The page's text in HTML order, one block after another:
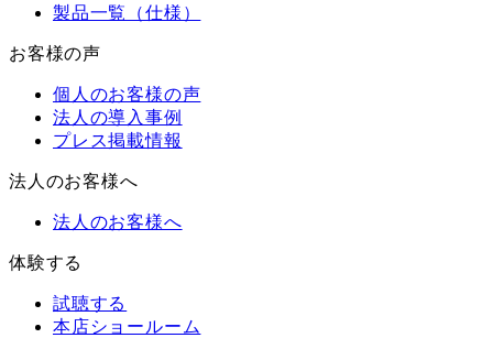
製品一覧（仕様）
お客様の声
個人のお客様の声
法人の導入事例
プレス掲載情報
法人のお客様へ
法人のお客様へ
体験する
試聴する
本店ショールーム